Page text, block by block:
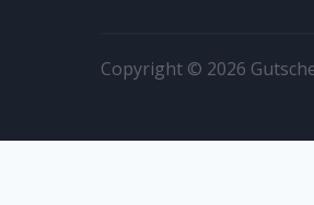
Copyright © 2026